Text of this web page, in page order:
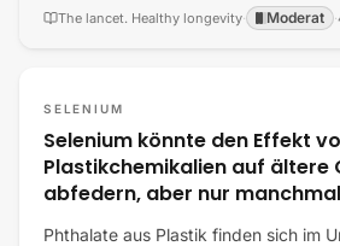
The lancet. Healthy longevity· Moderat ·
SELENIUM
Selenium könnte den Effekt
Plastikchemikalien auf ältere
abfedern, aber nur manchmal
Phthalate aus Plastik finden sich im